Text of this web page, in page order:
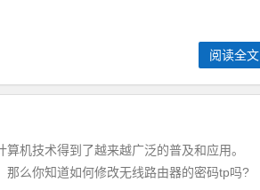
阅读全文
机技术得到了越来越广泛的普及和应用。
么你知道如何修改无线路由器的密码tp吗?